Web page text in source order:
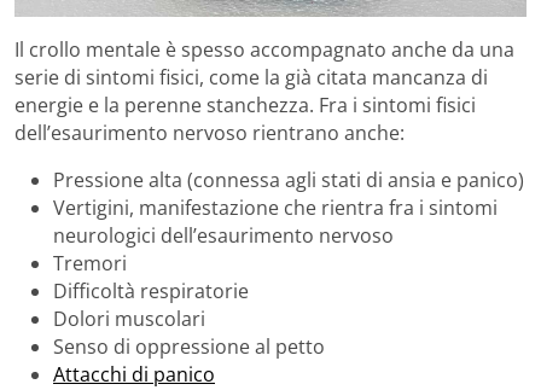
Il crollo mentale è spesso accompagnato anche da una
serie di sintomi fisici, come la già citata mancanza di
energie e la perenne stanchezza. Fra i sintomi fisici
dell’esaurimento nervoso rientrano anche:
Pressione alta (connessa agli stati di ansia e panico)
Vertigini, manifestazione che rientra fra i sintomi
neurologici dell’esaurimento nervoso
Tremori
Difficoltà respiratorie
Dolori muscolari
Senso di oppressione al petto
Attacchi di panico